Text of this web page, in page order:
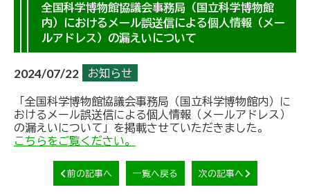
全国科学博物館協議会事務局（国立科学博物館
内）におけるメール誤送信による個人情報（メー
ルアドレス）の漏えいについて
2024/07/22 お知らせ
「全国科学博物館協議会事務局（国立科学博物館内）に
おけるメール誤送信による個人情報（メールアドレス）
の漏えいについて」を掲載させていただきました。
こちらをご覧ください。
前の記事へ 一覧へ戻る 次の記事へ